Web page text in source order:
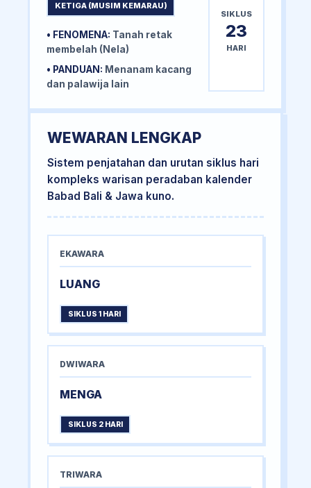
KETIGA (MUSIM KEMARAU)
• FENOMENA: Tanah retak
membelah (Nela)
• PANDUAN: Menanam kacang
dan palawija lain
SIKLUS
23
HARI
WEWARAN LENGKAP
Sistem penjatahan dan urutan siklus hari
kompleks warisan peradaban kalender
Babad Bali & Jawa kuno.
EKAWARA
LUANG
SIKLUS 1 HARI
DWIWARA
MENGA
SIKLUS 2 HARI
TRIWARA